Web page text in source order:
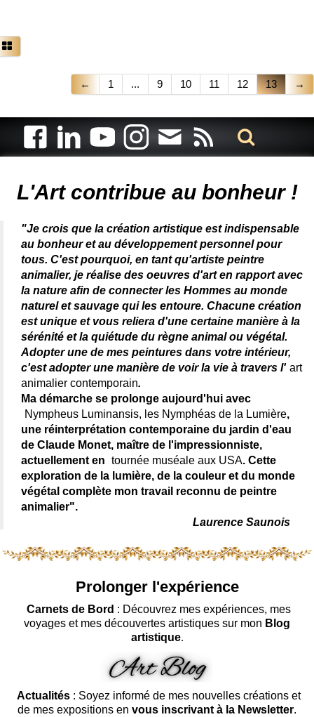
← 1 ... 9 10 11 12 13 →
L'Art contribue au bonheur !
"Je crois que la création artistique est indispensable
au bonheur et au développement personnel pour
tous. C'est pourquoi, en tant qu'artiste peintre
animalier, je réalise des oeuvres d'art en rapport avec
la nature afin de connecter les Hommes au monde
naturel et sauvage qui les entoure. Chacune création
est unique et vous reliera d'une certaine manière à la
sérénité et la quiétude du règne animal ou végétal.
Adopter une de mes peintures dans votre intérieur,
c'est adopter une manière de voir la vie à travers l' art
animalier contemporain.
Ma démarche se prolonge aujourd'hui avec
Nympheus Luminansis, les Nymphéas de la Lumière,
une réinterprétation contemporaine du jardin d'eau
de Claude Monet, maître de l'impressionniste,
actuellement en tournée muséale aux USA. Cette
exploration de la lumière, de la couleur et du monde
végétal complète mon travail reconnu de peintre
animalier".
Laurence Saunois
Prolonger l'expérience
Carnets de Bord : Découvrez mes expériences, mes
voyages et mes découvertes artistiques sur mon Blog
artistique.
Actualités : Soyez informé de mes nouvelles créations et
de mes expositions en vous inscrivant à la Newsletter.